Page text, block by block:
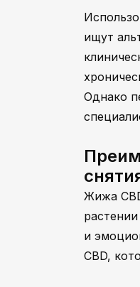
ищут
Однако
Жижа
и
CBD,